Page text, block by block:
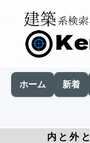
ホーム 新着
内と外